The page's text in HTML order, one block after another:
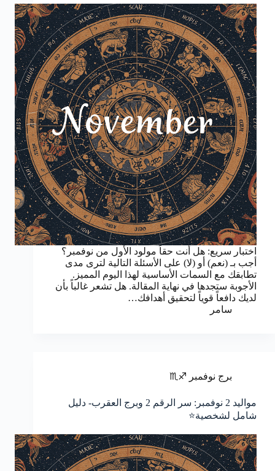
اختبار سريع: هل أنت حقاً مولود الأول من نوفمبر؟
أجب بـ (نعم) أو (لا) على الأسئلة التالية لترى مدى
تطابقك مع السمات الأساسية لهذا اليوم المميز.
الأجوبة ستجدها في نهاية المقالة. هل تشعر غالباً بأن
لديك دافعاً قوياً لتحقيق أهدافك…
سامر
برج نوفمبر ♐♏
مواليد 2 نوفمبر: سر الرقم 2 وبرج العقرب- دليل
شامل لشخصية⭐